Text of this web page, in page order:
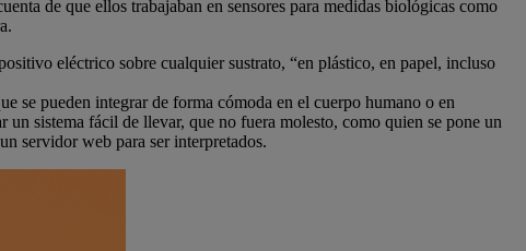
de que ellos trabajaban en sensores para medidas biológicas como
eléctrico sobre cualquier sustrato, “en plástico, en papel, incluso
se pueden integrar de forma cómoda en el cuerpo humano o en
sistema fácil de llevar, que no fuera molesto, como quien se pone un
servidor web para ser interpretados.